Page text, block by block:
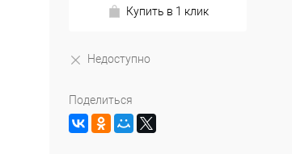
Купить в 1 клик
Недоступно
Поделиться